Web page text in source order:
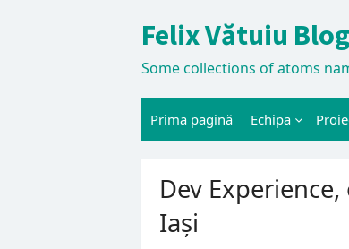
to
Felix Vătuiu Blog
Some collections of atoms
Prima pagină Echipa
Dev
Iași